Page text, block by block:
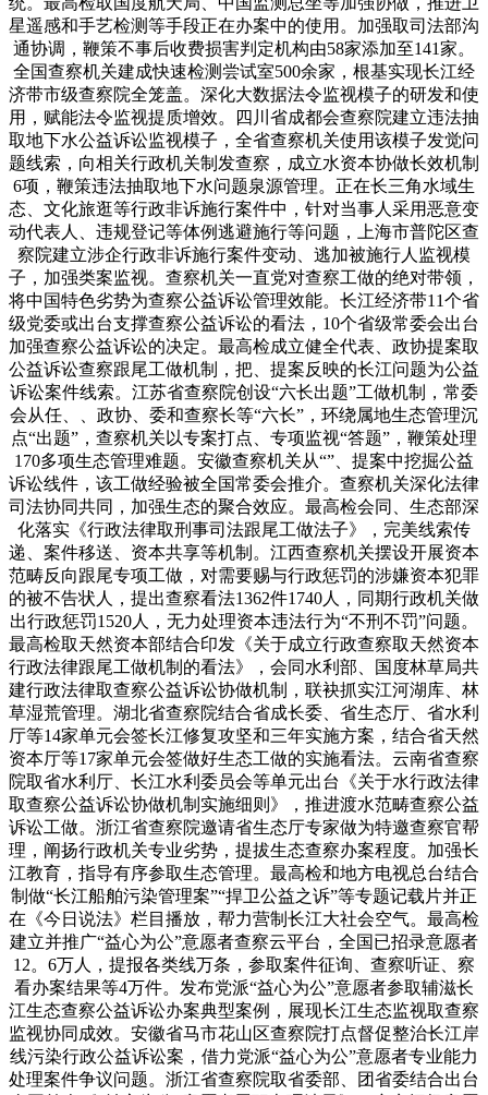
星遥感和手艺检测等手段正在办案中的使用。加强取司法部沟
通协调，鞭策不事后收费损害判定机构由58家添加至141家。
全国查察机关建成快速检测尝试室500余家，根基实现长江经
济带市级查察院全笼盖。深化大数据法令监视模子的研发和使
用，赋能法令监视提质增效。四川省成都会查察院建立违法抽
取地下水公益诉讼监视模子，全省查察机关使用该模子发觉问
题线索，向相关行政机关制发查察，成立水资本协做长效机制
6项，鞭策违法抽取地下水问题泉源管理。正在长三角水域生
态、文化旅逛等行政非诉施行案件中，针对当事人采用恶意变
动代表人、违规登记等体例逃避施行等问题，上海市普陀区查
察院建立涉企行政非诉施行案件变动、逃加被施行人监视模
子，加强类案监视。查察机关一直党对查察工做的绝对带领，
将中国特色劣势为查察公益诉讼管理效能。长江经济带11个省
级党委或出台支撑查察公益诉讼的看法，10个省级常委会出台
加强查察公益诉讼的决定。最高检成立健全代表、政协提案取
公益诉讼查察跟尾工做机制，把、提案反映的长江问题为公益
诉讼案件线索。江苏省查察院创设“六长出题”工做机制，常委
会从任、、政协、委和查察长等“六长”，环绕属地生态管理沉
点“出题”，查察机关以专案打点、专项监视“答题”，鞭策处理
170多项生态管理难题。安徽查察机关从“”、提案中挖掘公益
诉讼线件，该工做经验被全国常委会推介。查察机关深化法律
司法协同共同，加强生态的聚合效应。最高检会同、生态部深
化落实《行政法律取刑事司法跟尾工做法子》，完美线索传
递、案件移送、资本共享等机制。江西查察机关摆设开展资本
范畴反向跟尾专项工做，对需要赐与行政惩罚的涉嫌资本犯罪
的被不告状人，提出查察看法1362件1740人，同期行政机关做
出行政惩罚1520人，无力处理资本违法行为“不刑不罚”问题。
最高检取天然资本部结合印发《关于成立行政查察取天然资本
行政法律跟尾工做机制的看法》，会同水利部、国度林草局共
建行政法律取查察公益诉讼协做机制，联袂抓实江河湖库、林
草湿荒管理。湖北省查察院结合省成长委、省生态厅、省水利
厅等14家单元会签长江修复攻坚和三年实施方案，结合省天然
资本厅等17家单元会签做好生态工做的实施看法。云南省查察
院取省水利厅、长江水利委员会等单元出台《关于水行政法律
取查察公益诉讼协做机制实施细则》，推进渡水范畴查察公益
诉讼工做。浙江省查察院邀请省生态厅专家做为特邀查察官帮
理，阐扬行政机关专业劣势，提拔生态查察办案程度。加强长
江教育，指导有序参取生态管理。最高检和地方电视总台结合
制做“长江船舶污染管理案”“捍卫公益之诉”等专题记载片并正
在《今日说法》栏目播放，帮力营制长江大社会空气。最高检
建立并推广“益心为公”意愿者查察云平台，全国已招录意愿者
12。6万人，提报各类线万条，参取案件征询、查察听证、察
看办案结果等4万件。发布党派“益心为公”意愿者参取辅滋长
江生态查察公益诉讼办案典型案例，展现长江生态监视取查察
监视协同成效。安徽省马市花山区查察院打点督促整治长江岸
线污染行政公益诉讼案，借力党派“益心为公”意愿者专业能力
处理案件争议问题。浙江省查察院取省委部、团省委结合出台